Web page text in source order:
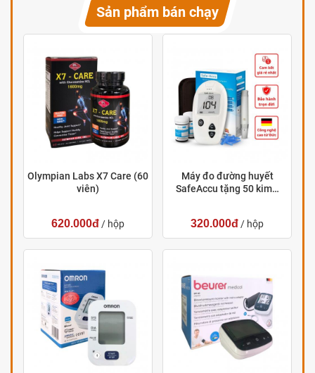
Sản phẩm bán chạy
Olympian Labs X7 Care (60
viên)
620.000đ / hộp
Máy đo đường huyết
SafeAccu tặng 50 kim…
320.000đ / hộp